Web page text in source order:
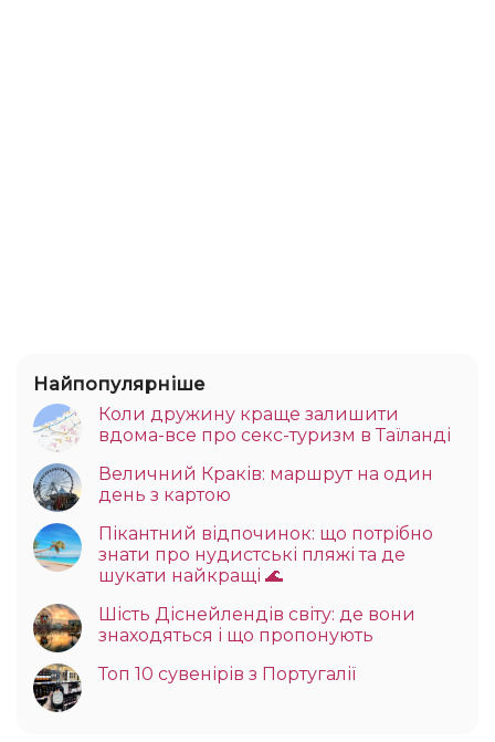
Найпопулярніше
Коли дружину краще залишити
вдома-все про секс-туризм в Таїланді
Величний Краків: маршрут на один
день з картою
Пікантний відпочинок: що потрібно
знати про нудистські пляжі та де
шукати найкращі 🌊
Шість Діснейлендів світу: де вони
знаходяться і що пропонують
Топ 10 сувенірів з Португалії